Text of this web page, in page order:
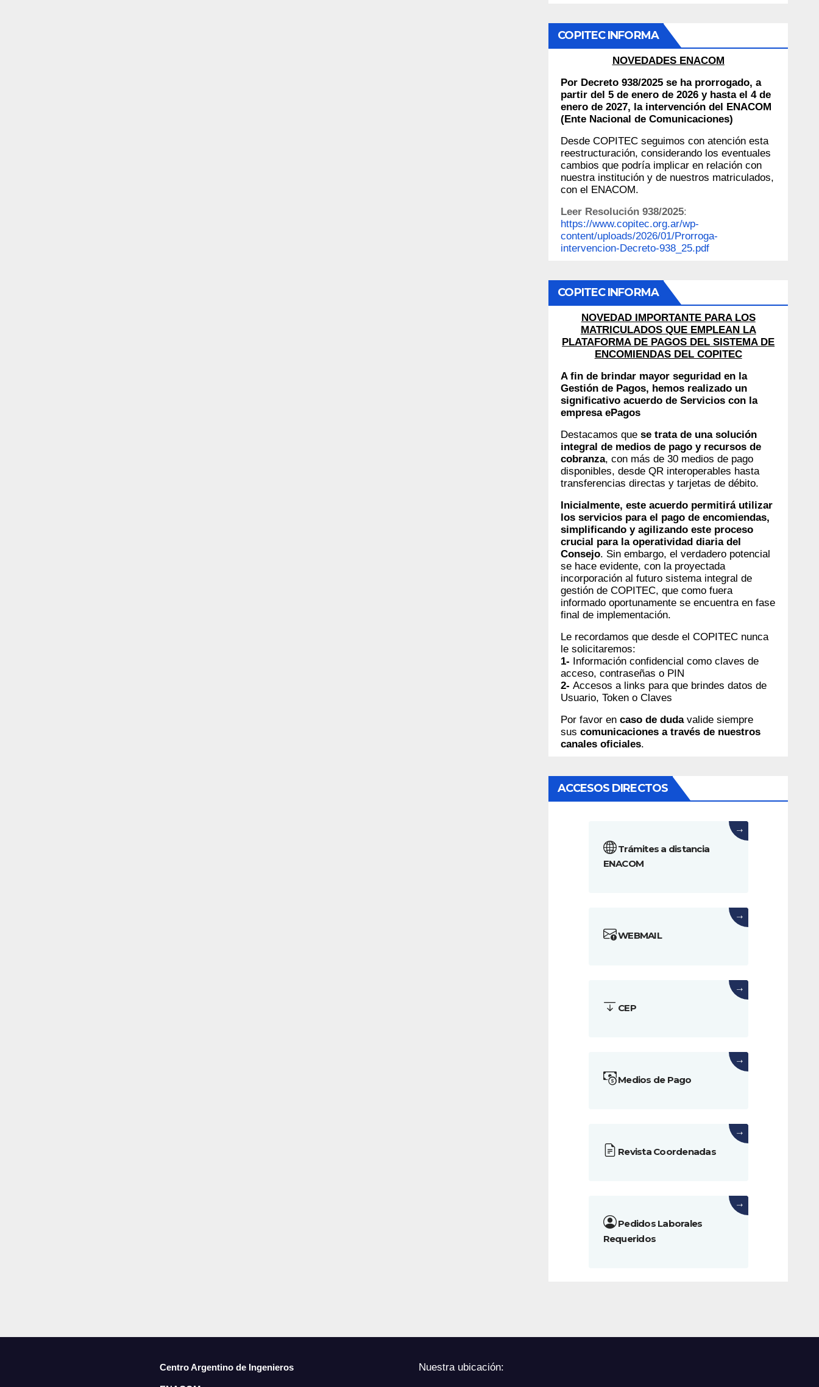
COPITEC INFORMA
NOVEDADES ENACOM
Por Decreto 938/2025 se ha prorrogado, a
partir del 5 de enero de 2026 y hasta el 4 de
enero de 2027, la intervención del ENACOM
(Ente Nacional de Comunicaciones)
Desde COPITEC seguimos con atención esta
reestructuración, considerando los eventuales
cambios que podría implicar en relación con
nuestra institución y de nuestros matriculados,
con el ENACOM.
Leer Resolución 938/2025:
https://www.copitec.org.ar/wp-
content/uploads/2026/01/Prorroga-
intervencion-Decreto-938_25.pdf
COPITEC INFORMA
NOVEDAD IMPORTANTE PARA LOS
MATRICULADOS QUE EMPLEAN LA
PLATAFORMA DE PAGOS DEL SISTEMA DE
ENCOMIENDAS DEL COPITEC
A fin de brindar mayor seguridad en la
Gestión de Pagos, hemos realizado un
significativo acuerdo de Servicios con la
empresa ePagos
Destacamos quese trata de una solución
integral de medios de pago y recursos de
cobranza, con más de 30 medios de pago
disponibles, desde QR interoperables hasta
transferencias directas y tarjetas de débito.
Inicialmente, este acuerdo permitirá utilizar
los servicios para el pago de encomiendas,
simplificando y agilizando este proceso
crucial para la operatividad diaria del
Consejo. Sin embargo, el verdadero potencial
se hace evidente, con la proyectada
incorporación al futuro sistema integral de
gestión de COPITEC, que como fuera
informado oportunamente se encuentra en fase
final de implementación.
Le recordamos que desde el COPITEC nunca
le solicitaremos:
1- Información confidencial como claves de
acceso, contraseñas o PIN
2- Accesos a links para que brindes datos de
Usuario, Token o Claves
Por favor encaso de dudavalide siempre
suscomunicaciones a través de nuestros
canales oficiales.
ACCESOS DIRECTOS
Trámites a distancia
ENACOM
→
WEBMAIL
→
CEP
→
Medios de Pago
→
Revista Coordenadas
→
Pedidos Laborales
Requeridos
→
Centro Argentino de Ingenieros Nuestra ubicación: